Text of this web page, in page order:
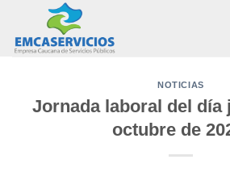
content
NOTICIAS
Jornada laboral del día
octubre de